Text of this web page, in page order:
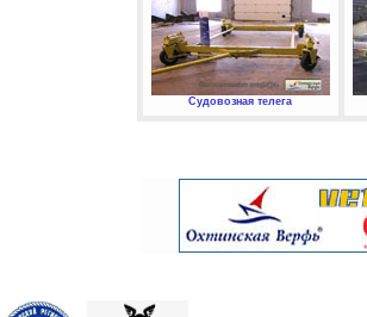
Судовозная телега